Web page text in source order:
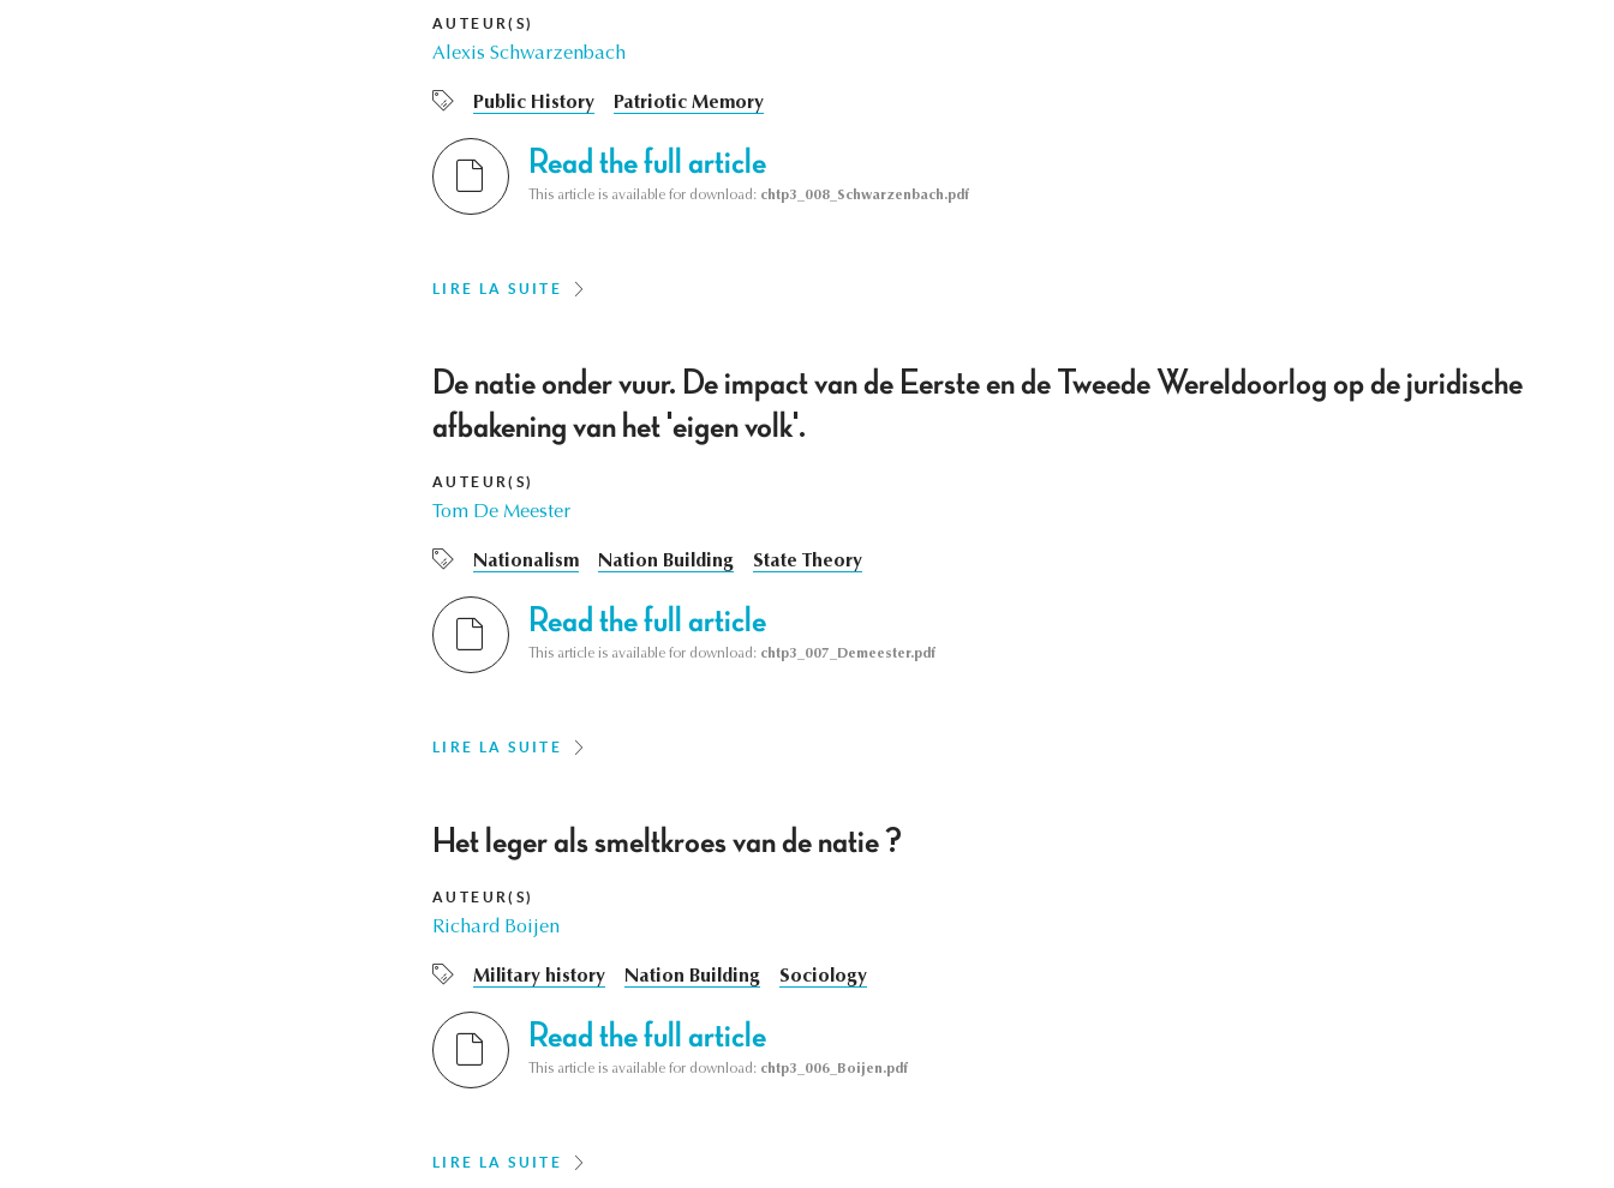
AUTEUR(S)
Alexis Schwarzenbach
Public History Patriotic Memory
Read the full article
This article is available for download: chtp3_008_Schwarzenbach.pdf
LIRE LA SUITE
De natie onder vuur. De impact van de Eerste en de Tweede Wereldoorlog op de juridische
afbakening van het 'eigen volk'.
AUTEUR(S)
Tom De Meester
Nationalism Nation Building State Theory
Read the full article
This article is available for download: chtp3_007_Demeester.pdf
LIRE LA SUITE
Het leger als smeltkroes van de natie ?
AUTEUR(S)
Richard Boijen
Military history Nation Building Sociology
Read the full article
This article is available for download: chtp3_006_Boijen.pdf
LIRE LA SUITE